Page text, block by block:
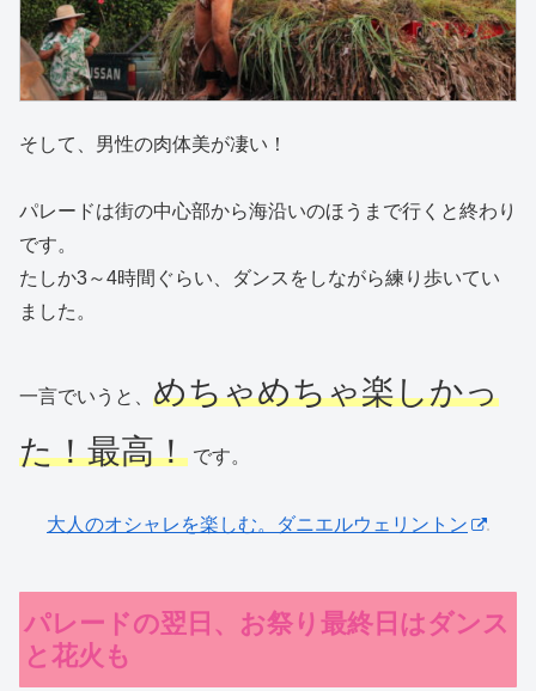
そして、男性の肉体美が凄い！
パレードは街の中心部から海沿いのほうまで行くと終わり
です。
たしか3～4時間ぐらい、ダンスをしながら練り歩いてい
ました。
一言でいうと、 めちゃめちゃ楽しかっ
た！最高！ です。
大人のオシャレを楽しむ。ダニエルウェリントン
パレードの翌日、お祭り最終日はダンス
と花火も